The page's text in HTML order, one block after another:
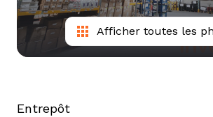
Afficher toutes les
Entrepôt